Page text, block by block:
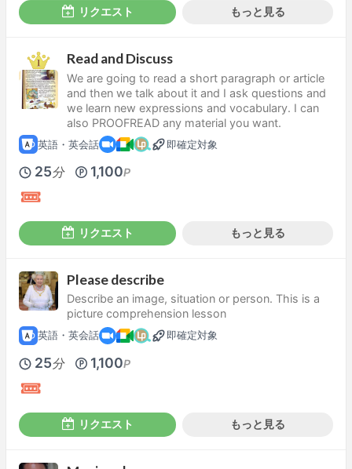
リクエスト もっと見る
Read and Discuss
We are going to read a short paragraph or article
and then we talk about it and I ask questions and
we learn new expressions and vocabulary. I can
also PROOFREAD any material you want.
英語・英会話 即確定対象
25分 1,100P
リクエスト もっと見る
Please describe
Describe an image, situation or person. This is a
picture comprehension lesson
英語・英会話 即確定対象
25分 1,100P
リクエスト もっと見る